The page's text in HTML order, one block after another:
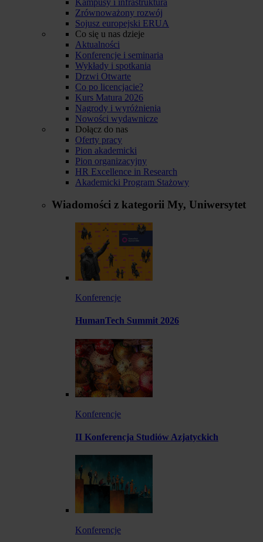
Zrównoważony rozwój
Sojusz europejski ERUA
Co się u nas dzieje
Aktualności
Konferencje i seminaria
Wykłady i spotkania
Drzwi Otwarte
Co po licencjacie?
Kurs Matura 2026
Nagrody i wyróżnienia
Nowości wydawnicze
Dołącz do nas
Oferty pracy
Pion akademicki
Pion organizacyjny
HR Excellence in Research
Akademicki Program Stażowy
Wiadomości z kategorii My, Uniwersytet
Konferencje
HumanTech Summit 2026
Konferencje
II Konferencja Studiów Azjatyckich
Konferencje